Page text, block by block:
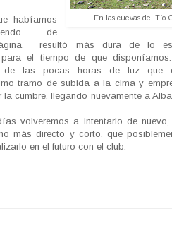
En las cuevas del Tío
habíamos
de
resultó más dura de lo
el tiempo de que
las pocas horas de luz que
tramo de subida a la cima y
la cumbre, llegando nuevamente a
volveremos a intentarlo de
más directo y corto, que
en el futuro con el club.